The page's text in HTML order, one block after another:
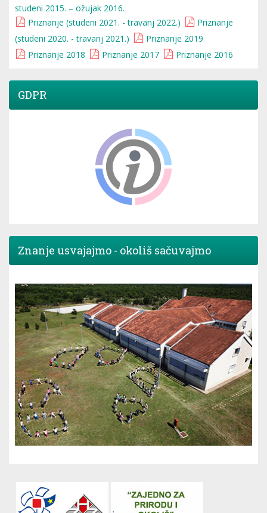
studeni 2015. – ožujak 2016.
Priznanje (studeni 2021. - travanj 2022.)
Priznanje
(studeni 2020. - travanj 2021.)
Priznanje 2019
Priznanje 2018
Priznanje 2017 Priznanje 2016
GDPR
Znanje usvajajmo - okoliš sačuvajmo